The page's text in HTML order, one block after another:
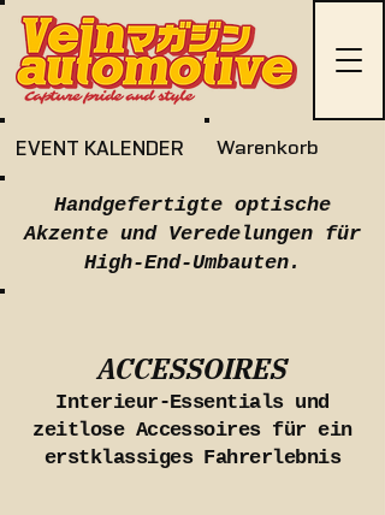
Warenkorb
EVENT KALENDER
Handgefertigte optische
Akzente und Veredelungen für
High-End-Umbauten.
ACCESSOIRES
Interieur-Essentials und
zeitlose Accessoires für ein
erstklassiges Fahrerlebnis